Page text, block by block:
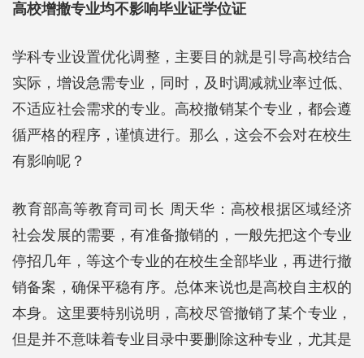
高校增撤专业均不影响毕业证学位证
学科专业设置优化调整，主要目的就是引导高校结合
实际，增设急需专业，同时，及时调减就业率过低、
不适应社会需求的专业。高校撤销某个专业，都会遵
循严格的程序，谨慎进行。那么，这会不会对在校生
有影响呢？
教育部高等教育司司长 周天华：高校根据区域经济
社会发展的需要，有准备撤销的，一般先把这个专业
停招几年，等这个专业的在校生全部毕业，再进行撤
销备案，确保平稳有序。总体来说也是高校自主权的
本身。这里要特别说明，高校尽管撤销了某个专业，
但是并不意味着专业目录中要删除这种专业，尤其是